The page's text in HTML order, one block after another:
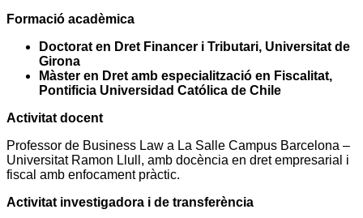
Formació acadèmica
Doctorat en Dret Financer i Tributari, Universitat de
Girona
Màster en Dret amb especialització en Fiscalitat,
Pontificia Universidad Católica de Chile
Activitat docent
Professor de Business Law a La Salle Campus Barcelona –
Universitat Ramon Llull, amb docència en dret empresarial i
fiscal amb enfocament pràctic.
Activitat investigadora i de transferència